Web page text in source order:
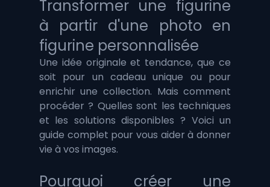
Transformer une figurine
à partir d'une photo en
figurine personnalisée
Une idée originale et tendance, que ce
soit pour un cadeau unique ou pour
enrichir une collection. Mais comment
procéder ? Quelles sont les techniques
et les solutions disponibles ? Voici un
guide complet pour vous aider à donner
vie à vos images.
Pourquoi créer une